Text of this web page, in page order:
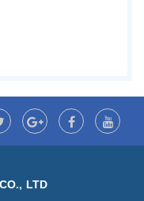
LTD